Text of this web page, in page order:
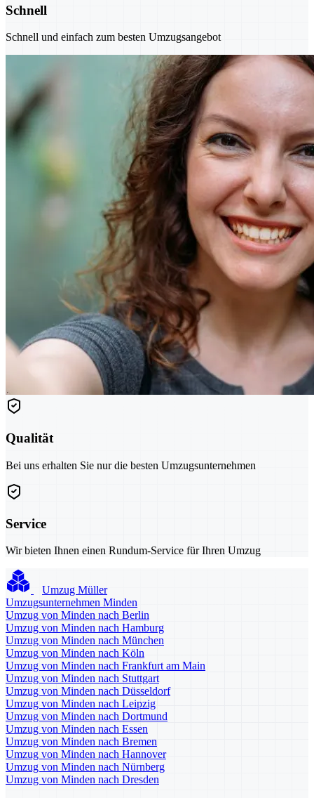
Schnell
Schnell und einfach zum besten Umzugsangebot
Qualität
Bei uns erhalten Sie nur die besten Umzugsunternehmen
Service
Wir bieten Ihnen einen Rundum-Service für Ihren Umzug
Umzug Müller
Umzugsunternehmen Minden
Umzug von Minden nach Berlin
Umzug von Minden nach Hamburg
Umzug von Minden nach München
Umzug von Minden nach Köln
Umzug von Minden nach Frankfurt am Main
Umzug von Minden nach Stuttgart
Umzug von Minden nach Düsseldorf
Umzug von Minden nach Leipzig
Umzug von Minden nach Dortmund
Umzug von Minden nach Essen
Umzug von Minden nach Bremen
Umzug von Minden nach Hannover
Umzug von Minden nach Nürnberg
Umzug von Minden nach Dresden